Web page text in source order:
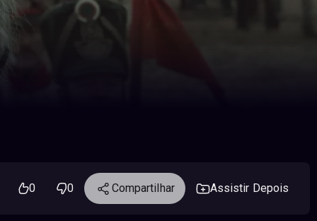
0 0 Compartilhar Assistir Depois